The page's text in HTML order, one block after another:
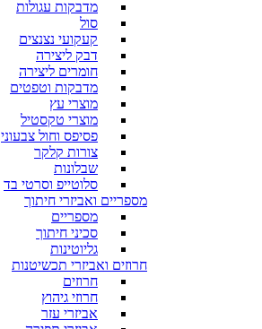
מדבקות עגולות
סול
קעקועי נצנצים
דבק ליצירה
חומרים ליצירה
מדבקות וטפטים
מוצרי עץ
מוצרי טקסטיל
פסיפס וחול צבעוני
צורות קלקר
שבלונות
סלוטייפ וסרטי בד
מספריים ואביזרי חיתוך
מספריים
סכיני חיתוך
גליוטינות
חרוזים ואביזרי תכשיטנות
חרוזים
חרוזי גיהוץ
אביזרי עזר